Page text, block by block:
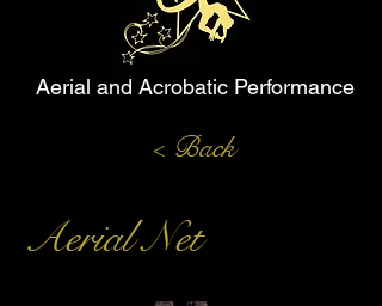
Aerial and Acrobatic Performance
< Back
Aerial Net